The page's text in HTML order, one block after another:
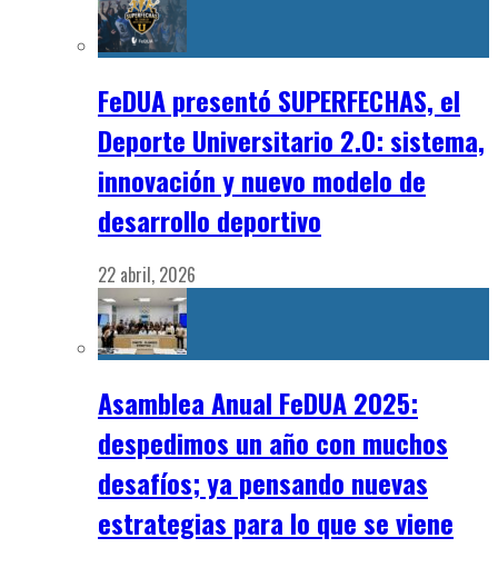
FeDUA presentó SUPERFECHAS, el
Deporte Universitario 2.0: sistema,
innovación y nuevo modelo de
desarrollo deportivo
22 abril, 2026
Asamblea Anual FeDUA 2025:
despedimos un año con muchos
desafíos; ya pensando nuevas
estrategias para lo que se viene